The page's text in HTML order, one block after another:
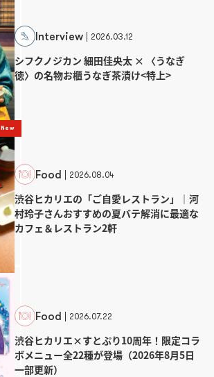
Interview 2026.03.12
シフクノジカン 細田佳央太 × 〈うなぎ
徳〉の名物お櫃うなぎ茶漬け<特上>
New
Food 2026.08.04
渋谷ヒカリエの「ご自愛レストラン」｜河
村玲子さんおすすめの夏バテ解消に最適な
カフェ＆レストラン2軒
Food 2026.07.22
渋谷ヒカリエ×すとぷり10周年！限定コラ
ボメニュー全22種が登場（2026年8月5日
一部更新）